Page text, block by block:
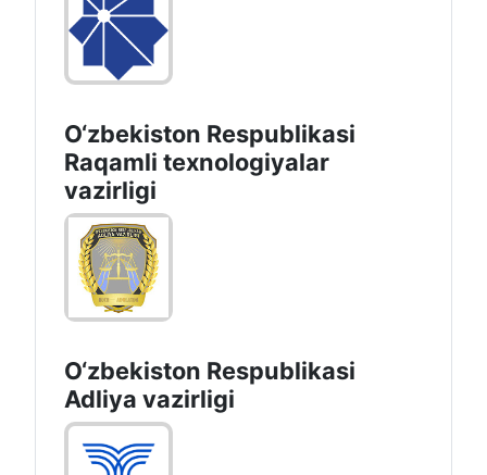
O‘zbekiston Respublikasi
Raqamli texnologiyalar
vazirligi
O‘zbekiston Respublikasi
Adliya vazirligi